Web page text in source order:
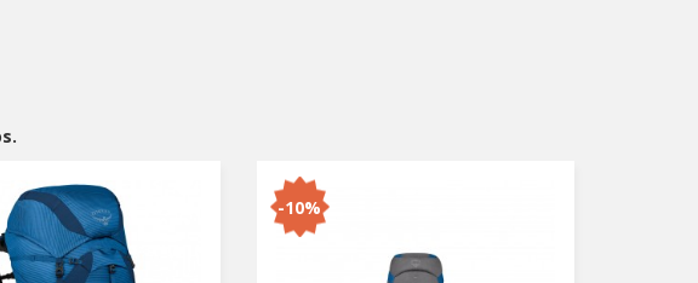
-10%